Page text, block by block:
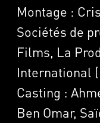
Montage :
Sociétés de
Films, La
International
Casting :
Ben Omar,